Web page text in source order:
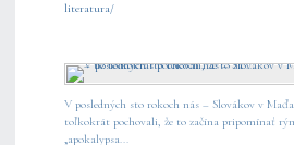
literatura/
V posledných sto rokoch nás – Slovákov v
toľkokrát pochovali, že to začína pripomínať
„apokalypsa...